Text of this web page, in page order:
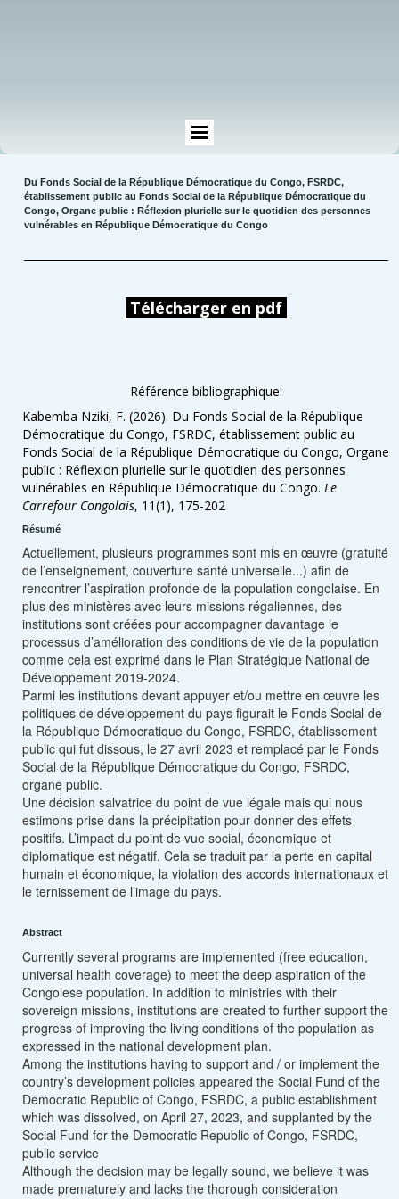
Du Fonds Social de la République Démocratique du Congo, FSRDC,
établissement public au Fonds Social de la République Démocratique du
Congo, Organe public : Réflexion plurielle sur le quotidien des personnes
vulnérables en République Démocratique du Congo
Télécharger en pdf
Référence bibliographique:
Kabemba Nziki, F. (2026). Du Fonds Social de la République
Démocratique du Congo, FSRDC, établissement public au
Fonds Social de la République Démocratique du Congo, Organe
public : Réflexion plurielle sur le quotidien des personnes
vulnérables en République Démocratique du Congo. Le
Carrefour Congolais, 11(1), 175-202
Résumé
Actuellement, plusieurs programmes sont mis en œuvre (gratuité
de l’enseignement, couverture santé universelle...) afin de
rencontrer l’aspiration profonde de la population congolaise. En
plus des ministères avec leurs missions régaliennes, des
institutions sont créées pour accompagner davantage le
processus d’amélioration des conditions de vie de la population
comme cela est exprimé dans le Plan Stratégique National de
Développement 2019-2024.
Parmi les institutions devant appuyer et/ou mettre en œuvre les
politiques de développement du pays figurait le Fonds Social de
la République Démocratique du Congo, FSRDC, établissement
public qui fut dissous, le 27 avril 2023 et remplacé par le Fonds
Social de la République Démocratique du Congo, FSRDC,
organe public.
Une décision salvatrice du point de vue légale mais qui nous
estimons prise dans la précipitation pour donner des effets
positifs. L’impact du point de vue social, économique et
diplomatique est négatif. Cela se traduit par la perte en capital
humain et économique, la violation des accords internationaux et
le ternissement de l’image du pays.
Abstract
Currently several programs are implemented (free education,
universal health coverage) to meet the deep aspiration of the
Congolese population. In addition to ministries with their
sovereign missions, institutions are created to further support the
progress of improving the living conditions of the population as
expressed in the national development plan.
Among the institutions having to support and / or implement the
country’s development policies appeared the Social Fund of the
Democratic Republic of Congo, FSRDC, a public establishment
which was dissolved, on April 27, 2023, and supplanted by the
Social Fund for the Democratic Republic of Congo, FSRDC,
public service
Although the decision may be legally sound, we believe it was
made prematurely and lacks the thorough consideration